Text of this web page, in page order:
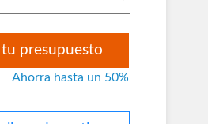
tu presupuesto
Ahorra hasta un 50%